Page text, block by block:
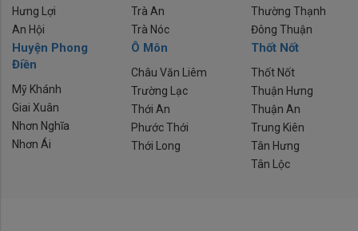
Hưng Lợi
An Hội
Trà An
Trà Nóc
Thường Thạnh
Đông Thuận
Huyện Phong
Điền
Mỹ Khánh
Giai Xuân
Nhơn Nghĩa
Nhơn Ái
Ô Môn
Châu Văn Liêm
Trường Lạc
Thới An
Phước Thới
Thới Long
Thốt Nốt
Thốt Nốt
Thuận Hưng
Thuận An
Trung Kiên
Tân Hưng
Tân Lộc